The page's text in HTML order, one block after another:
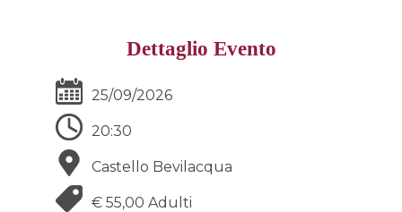
Dettaglio Evento
25/09/2026
20:30
Castello Bevilacqua
€ 55,00 Adulti